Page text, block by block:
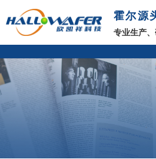
霍尔源
专业生产